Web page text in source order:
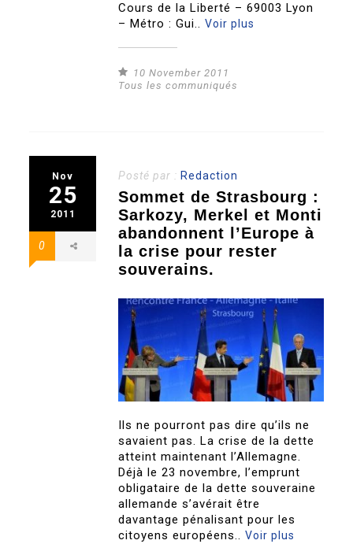
Cours de la Liberté – 69003 Lyon
– Métro : Gui..Voir plus
10 November 2011
Tous les communiqués
Nov
25
2011
0
Posté par : Redaction
Sommet de Strasbourg :
Sarkozy, Merkel et Monti
abandonnent l’Europe à
la crise pour rester
souverains.
Ils ne pourront pas dire qu’ils ne
savaient pas. La crise de la dette
atteint maintenant l’Allemagne.
Déjà le 23 novembre, l’emprunt
obligataire de la dette souveraine
allemande s’avérait être
davantage pénalisant pour les
citoyens européens..Voir plus